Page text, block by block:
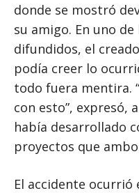
donde se mostró
su amigo. En uno
difundidos, el
podía creer lo
todo fuera mentira.
con esto”, expresó,
había desarrollado
proyectos que
El accidente ocurrió